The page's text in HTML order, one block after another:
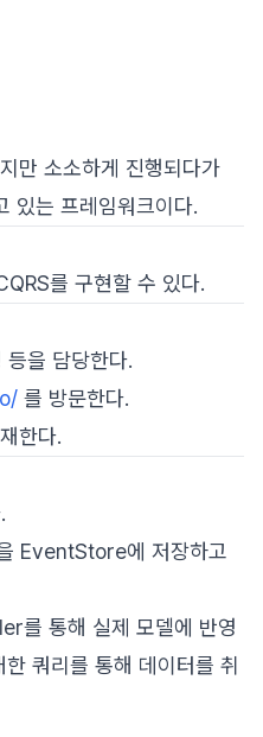
만 소소하게 진행되다가
있는 프레임워크이다.
를 구현할 수 있다.
을 담당한다.
를 방문한다.
한다.
EventStore에 저장하고
를 통해 실제 모델에 반영
쿼리를 통해 데이터를 취